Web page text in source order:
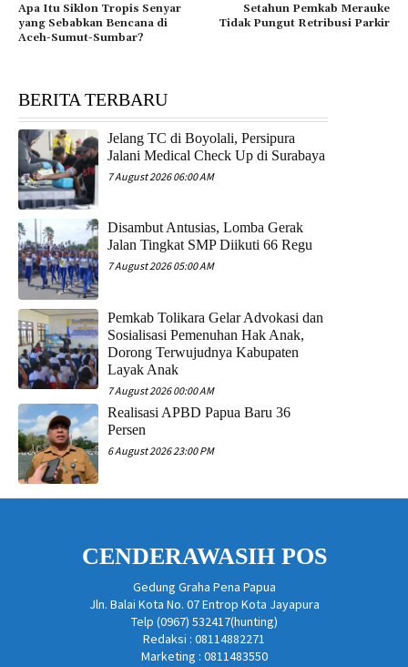
Apa Itu Siklon Tropis Senyar
yang Sebabkan Bencana di
Aceh-Sumut-Sumbar?
Setahun Pemkab Merauke
Tidak Pungut Retribusi Parkir
BERITA TERBARU
Jelang TC di Boyolali, Persipura
Jalani Medical Check Up di Surabaya
7 August 2026 06:00 AM
Disambut Antusias, Lomba Gerak
Jalan Tingkat SMP Diikuti 66 Regu
7 August 2026 05:00 AM
Pemkab Tolikara Gelar Advokasi dan
Sosialisasi Pemenuhan Hak Anak,
Dorong Terwujudnya Kabupaten
Layak Anak
7 August 2026 00:00 AM
Realisasi APBD Papua Baru 36
Persen
6 August 2026 23:00 PM
CENDERAWASIH POS
Gedung Graha Pena Papua
Jln. Balai Kota No. 07 Entrop Kota Jayapura
Telp (0967) 532417(hunting)
Redaksi : 08114882271
Marketing : 0811483550